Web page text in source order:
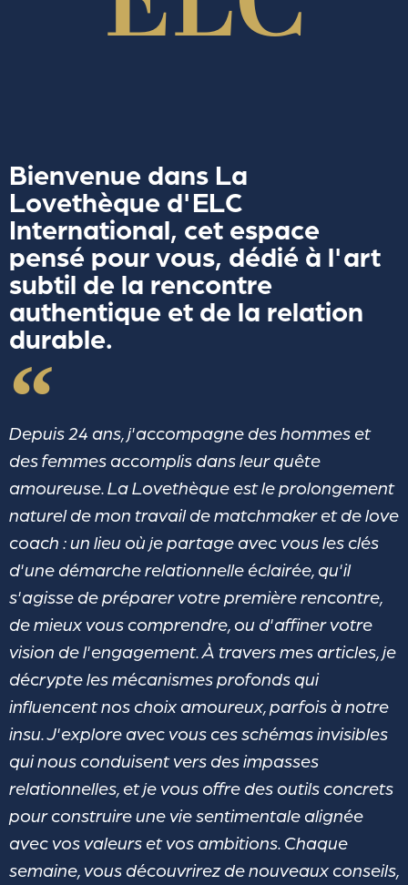
Bienvenue dans La
Lovethèque d'ELC
International, cet espace
pensé pour vous, dédié à l'art
subtil de la rencontre
authentique et de la relation
durable.
Depuis 24 ans, j'accompagne des hommes et
des femmes accomplis dans leur quête
amoureuse. La Lovethèque est le prolongement
naturel de mon travail de matchmaker et de love
coach : un lieu où je partage avec vous les clés
d'une démarche relationnelle éclairée, qu'il
s'agisse de préparer votre première rencontre,
de mieux vous comprendre, ou d'affiner votre
vision de l'engagement. À travers mes articles, je
décrypte les mécanismes profonds qui
influencent nos choix amoureux, parfois à notre
insu. J'explore avec vous ces schémas invisibles
qui nous conduisent vers des impasses
relationnelles, et je vous offre des outils concrets
pour construire une vie sentimentale alignée
avec vos valeurs et vos ambitions. Chaque
semaine, vous découvrirez de nouveaux conseils,